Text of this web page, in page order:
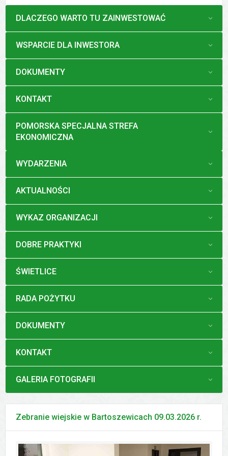
MENU
DLACZEGO WARTO TU ZAINWESTOWAĆ
MENU
WSPARCIE DLA INWESTORA
MENU
DOKUMENTY
MENU
KONTAKT
MENU
POMORSKA SPECJALNA STREFA
EKONOMICZNA
MENU
WYDARZENIA
MENU
AKTUALNOŚCI
MENU
WYKAZ ORGANIZACJI
MENU
DOBRE PRAKTYKI
MENU
ŚWIETLICE
MENU
RADA POŻYTKU
MENU
DOKUMENTY
MENU
KONTAKT
MENU
GALERIA FOTOGRAFII
Zebranie wiejskie w Bartoszewicach 09.03.2026 r.